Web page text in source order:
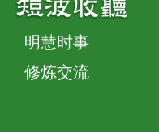
明慧时事
修炼交流